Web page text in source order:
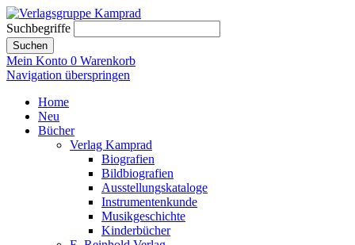
Suchbegriffe
Suchen
Mein Konto 0 Warenkorb
Navigation überspringen
Home
Neu
Bücher
Verlag Kamprad
Biografien
Bildbiografien
Ausstellungskataloge
Instrumentenkunde
Musikgeschichte
Kinderbücher